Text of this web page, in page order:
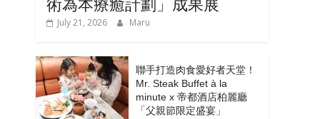
術為本療癒計劃」成果展
July 21, 2026 Maru
聯手打造肉食愛好者天堂！
Mr. Steak Buffet à la
minute x 帝都酒店柏麗廳
「⽗親節限定盛宴」